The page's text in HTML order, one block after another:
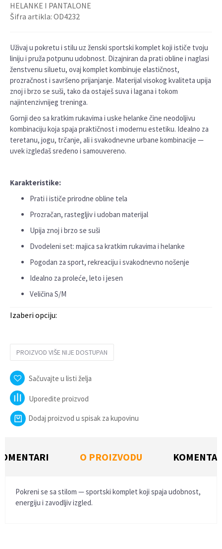
HELANKE I PANTALONE
Šifra artikla: OD4232
Uživaj u pokretu i stilu uz ženski sportski komplet koji ističe tvoju
liniju i pruža potpunu udobnost. Dizajniran da prati obline i naglasi
ženstvenu siluetu, ovaj komplet kombinuje elastičnost,
prozračnost i savršeno prijanjanje. Materijal visokog kvaliteta upija
znoj i brzo se suši, tako da ostaješ suva i lagana i tokom
najintenzivnijeg treninga.
Gornji deo sa kratkim rukavima i uske helanke čine neodoljivu
kombinaciju koja spaja praktičnost i modernu estetiku. Idealno za
teretanu, jogu, trčanje, ali i svakodnevne urbane kombinacije —
uvek izgledaš sređeno i samouvereno.
Karakteristike:
Prati i ističe prirodne obline tela
Prozračan, rastegljiv i udoban materijal
Upija znoj i brzo se suši
Dvodeleni set: majica sa kratkim rukavima i helanke
Pogodan za sport, rekreaciju i svakodnevno nošenje
Idealno za proleće, leto i jesen
Veličina S/M
Izaberi opciju:
PROIZVOD VIŠE NIJE DOSTUPAN
Sačuvajte u listi želja
Uporedite proizvod
Dodaj proizvod u spisak za kupovinu
O PROIZVODU
Pokreni se sa stilom — sportski komplet koji spaja udobnost,
energiju i zavodljiv izgled.